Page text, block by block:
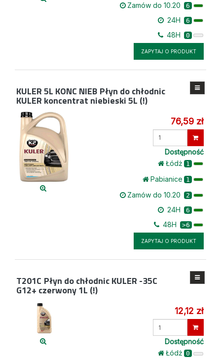
Zamów do 10.20 6
24H 6
48H 0
ZAPYTAJ O PRODUKT
KULER 5L KONC NIEB Płyn do chłodnic
KULER koncentrat niebieski 5L (!)
76,59 zł
Wprowadź
Dostępność
Łódż 1
Pabianice 1
Zamów do 10.20 2
24H 6
48H >6
ZAPYTAJ O PRODUKT
T201C Płyn do chłodnic KULER -35C
G12+ czerwony 1L (!)
12,12 zł
Dostępność
Łódż 0